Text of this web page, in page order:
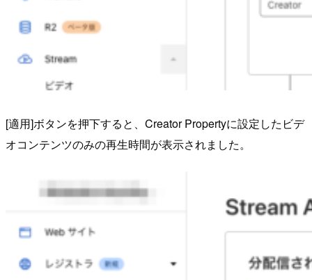
[適用]ボタンを押下すると、Creator Propertyに設定したビデ
オコンテンツのみの再生時間が表示されました。